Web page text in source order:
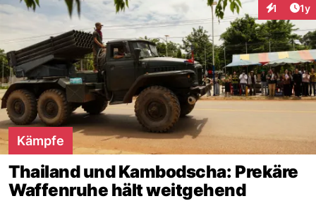
1 1y
Kämpfe
Thailand und Kambodscha: Prekäre
Waffenruhe hält weitgehend